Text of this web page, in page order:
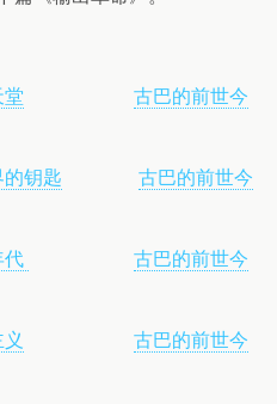
古巴的前世今
钥匙
古巴的前世今
代
古巴的前世今
古巴的前世今